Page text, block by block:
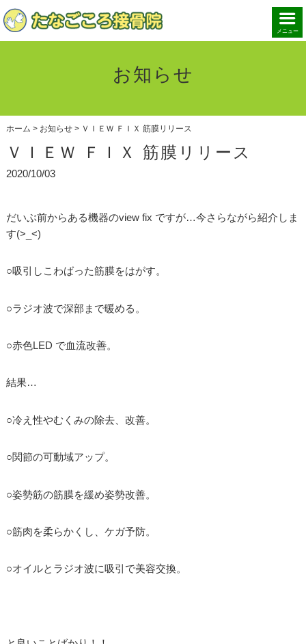
メニュー
お知らせ
ホーム > お知らせ> ＶＩＥＷ ＦＩＸ 筋膜リリース
ＶＩＥＷ ＦＩＸ 筋膜リリース
2020/10/03
だいぶ前からある機器のview fix ですが…今さらながら紹介しま
す(>_<)
○吸引しこわばった筋膜をはがす。
○ラジオ波で深部まで暖める。
○赤色LED で血流改善。
結果…
○冷え性やむくみの除去、改善。
○関節の可動域アップ。
○姿勢筋の筋膜を緩め姿勢改善。
○筋肉を柔らかくし、ケガ予防。
○オイルとラジオ波に吸引で美容交換。